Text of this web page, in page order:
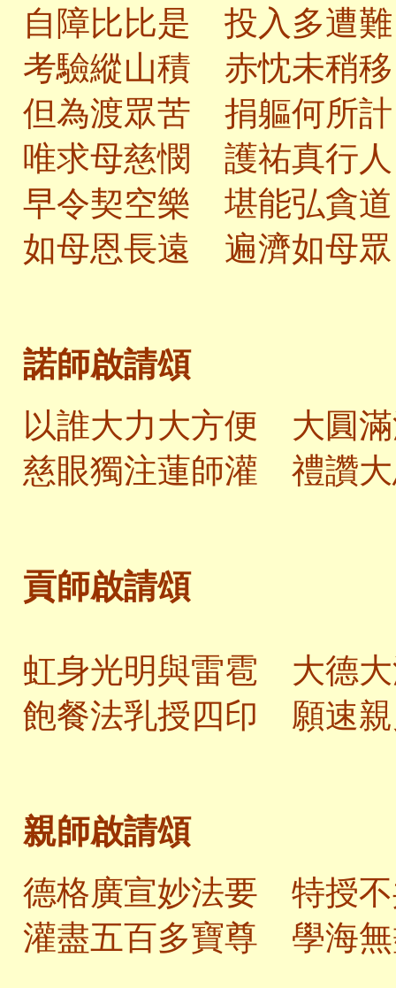
自障比比是 投入多遭難
考驗縱山積 赤忱未稍移
但為渡眾苦 捐軀何所計
唯求母慈憫 護祐真行人
早令契空樂 堪能弘貪道
如母恩長遠 遍濟如母眾
諾師啟請頌
以誰大力大方便 大圓
慈眼獨注蓮師灌 禮讚大
貢師啟請頌
虹身光明與雷雹 大德大
飽餐法乳授四印 願速親
親師啟請頌
德格廣宣妙法要 特授不
灌盡五百多寶尊 學海無